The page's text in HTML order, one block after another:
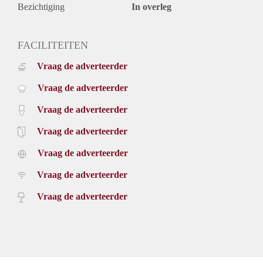
Bezichtiging In overleg
FACILITEITEN
Vraag de adverteerder
Vraag de adverteerder
Vraag de adverteerder
Vraag de adverteerder
Vraag de adverteerder
Vraag de adverteerder
Vraag de adverteerder